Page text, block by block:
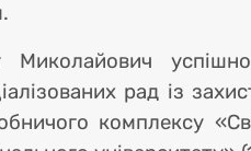
рад із
комплексу